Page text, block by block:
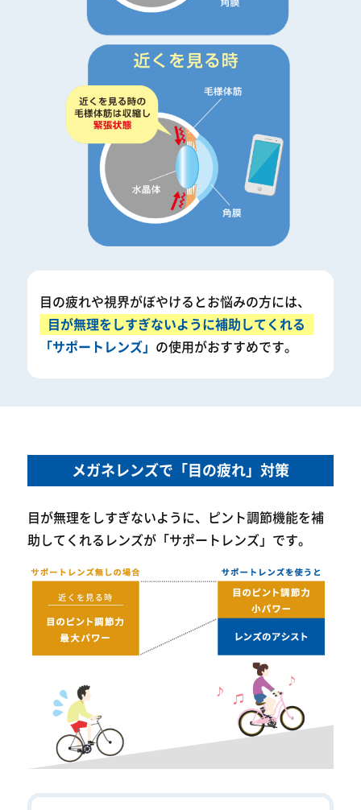
目の疲れや視界がぼやけるとお悩みの方には、
目が無理をしすぎないように補助してくれる
「サポートレンズ」 の使用がおすすめです。
メガネレンズで「目の疲れ」対策
目が無理をしすぎないように、ピント調節機能を補
助してくれるレンズが「サポートレンズ」です。